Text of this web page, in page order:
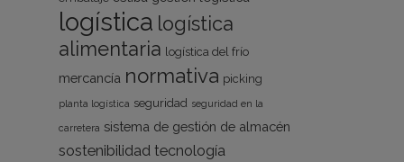
logística logística
alimentaria logística del frío
mercancía normativa picking
planta logística seguridad seguridad en la
carretera sistema de gestión de almacén
sostenibilidad tecnología